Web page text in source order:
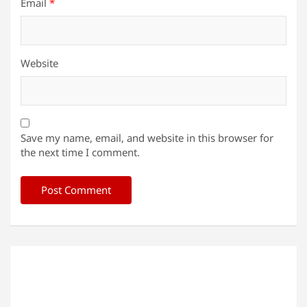
Website
Save my name, email, and website in this browser for
the next time I comment.